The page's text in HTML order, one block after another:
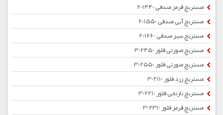
مستربچ قرمز صدفی 201440
مستربچ آبی صدفی 201550
مستربچ سبز صدفی 201660
مستربچ صورتی فلور 302450
مستربچ صورتی فلور 302550
مستربچ زرد فلور 302110
مستربچ نارنجی فلور 302210
مستربچ قرمز فلور 302310